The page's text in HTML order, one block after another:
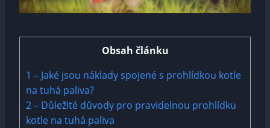
Obsah článku
1 – Jaké jsou náklady spojené s prohlídkou kotle
na tuhá paliva?
2– Důležité důvody pro pravidelnou prohlídku
kotle na tuhá paliva